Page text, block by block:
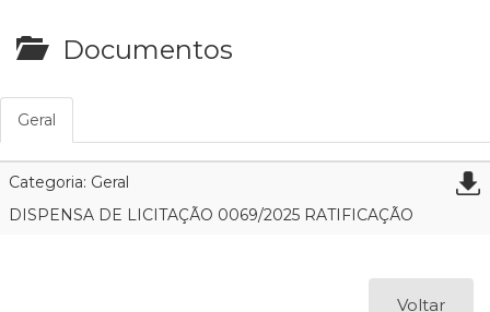
Documentos
Geral
Categoria: Geral
DISPENSA DE LICITAÇÃO 0069/2025 RATIFICAÇÃO
Voltar